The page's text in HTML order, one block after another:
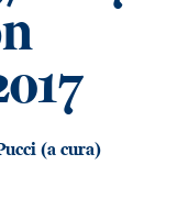
(a cura)